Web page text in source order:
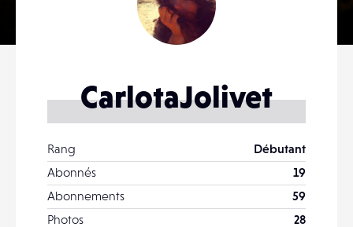
CarlotaJolivet
Rang
Débutant
Abonnés
19
Abonnements
59
Photos
28